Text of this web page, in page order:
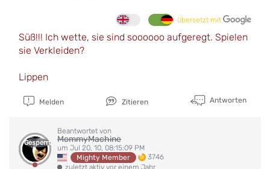
übersetzt mit
Süß!!! Ich wette, sie sind soooooo aufgeregt. Spielen
sie Verkleiden?
Lippen
Melden Zitieren Antworten
Gesperrt
Beantwortet von
MommyMachine
um Jul 20, 10, 08:15:09 PM
Mighty Member
3746
zuletzt aktiv vor einem Jahr